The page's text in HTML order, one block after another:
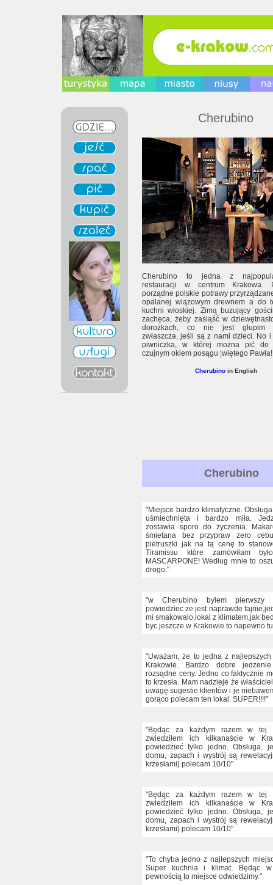
Cherubino
Cherubino to jedna z
restauracji w centrum Krakowa.
porządne polskie potrawy
opalanej wiązowym drewnem a do
kuchni włoskiej. Zimą buzujący
zachęca, żeby zasiąść w
dorożkach, co nie jest głupim
zwłaszcza, jeśli są z nami dzieci. No
piwniczka, w której można pić do
czujnym okiem posągu ¦więtego Pawła!
Cherubinoin English
Cherubino
"Miejsce bardzo klimatyczne.
uśmiechnięta i bardzo miła.
zostawia sporo do życzenia.
śmietana bez przypraw zero
pietruszki jak na tą cenę to
Tiramissu które zamówiłam
MASCARPONE! Według mnie to
drogo."
"w Cherubino bylem pierwszy
powiedziec ze jest naprawde
mi smakowalo,lokal z klimatem,jak
byc jeszcze w Krakowie to napewno
"Uważam, że to jedna z
Krakowie. Bardzo dobre
rozsądne ceny. Jedno co faktycznie
to krzesła. Mam nadzieje że
uwagę sugestie klientów i je
gorąco polecam ten lokal. SUPER!!!!"
"Będąc za każdym razem w tej
zwiedziłem ich kilkanaście w
powiedzieć tylko jedno. Obsługa,
domu, zapach i wystrój są
krzesłami) polecam 10/10"
"Będąc za każdym razem w tej
zwiedziłem ich kilkanaście w
powiedzieć tylko jedno. Obsługa,
domu, zapach i wystrój są
krzesłami) polecam 10/10"
"To chyba jedno z najlepszych
Super kuchnia i klimat. Będąc
pewnością to miejsce odwiedzimy."